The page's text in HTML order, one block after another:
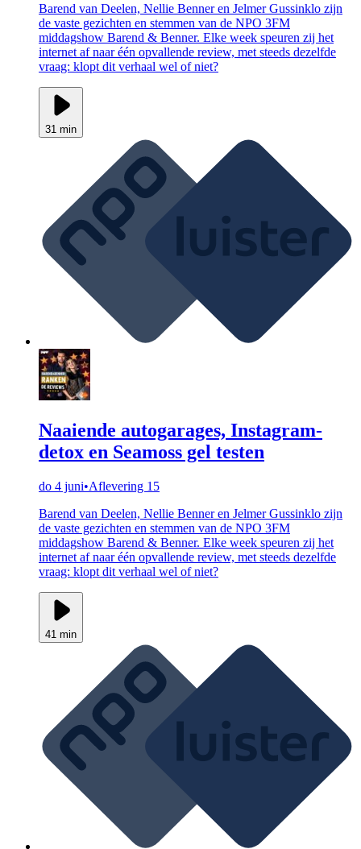
Barend van Deelen, Nellie Benner en Jelmer Gussinklo zijn
de vaste gezichten en stemmen van de NPO 3FM
middagshow Barend & Benner. Elke week speuren zij het
internet af naar één opvallende review, met steeds dezelfde
vraag: klopt dit verhaal wel of niet?
31 min
Naaiende autogarages, Instagram-
detox en Seamoss gel testen
do 4 juni•Aflevering 15
Barend van Deelen, Nellie Benner en Jelmer Gussinklo zijn
de vaste gezichten en stemmen van de NPO 3FM
middagshow Barend & Benner. Elke week speuren zij het
internet af naar één opvallende review, met steeds dezelfde
vraag: klopt dit verhaal wel of niet?
41 min